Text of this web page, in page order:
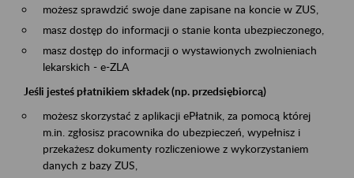
możesz sprawdzić swoje dane zapisane na koncie w ZUS,
masz dostęp do informacji o stanie konta ubezpieczonego,
masz dostęp do informacji o wystawionych zwolnieniach
lekarskich - e-ZLA
Jeśli jesteś płatnikiem składek (np. przedsiębiorcą)
możesz skorzystać z aplikacji ePłatnik, za pomocą której
m.in. zgłosisz pracownika do ubezpieczeń, wypełnisz i
przekażesz dokumenty rozliczeniowe z wykorzystaniem
danych z bazy ZUS,